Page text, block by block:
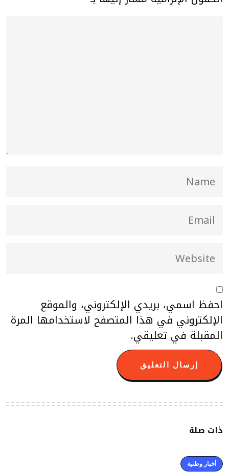
احفظ اسمي، بريدي الإلكتروني، والموقع
الإلكتروني في هذا المتصفح لاستخدامها المرة
المقبلة في تعليقي.
ذات صلة
أخبار وطنية